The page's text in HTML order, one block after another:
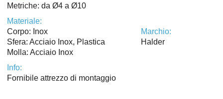
Metriche: da Ø4 a Ø10
Materiale:
Corpo: Inox
Sfera: Acciaio Inox, Plastica
Molla: Acciaio Inox
Marchio:
Halder
Info:
Fornibile attrezzo di montaggio